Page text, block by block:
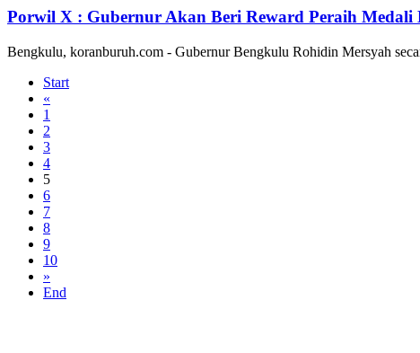
Porwil X : Gubernur Akan Beri Reward Peraih Medali
Bengkulu, koranburuh.com - Gubernur Bengkulu Rohidin Mersyah
Start
«
1
2
3
4
5
6
7
8
9
10
»
End